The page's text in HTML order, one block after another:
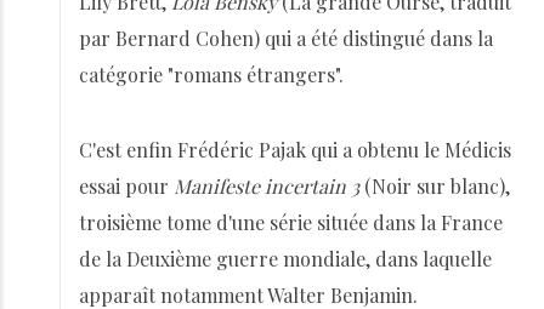
par Bernard Cohen) qui a été distingué dans la
catégorie "romans étrangers".
C'est enfin Frédéric Pajak qui a obtenu le Médicis
essai pour Manifeste incertain 3(Noir sur blanc),
troisième tome d'une série située dans la France
de la Deuxième guerre mondiale, dans laquelle
apparaît notamment Walter Benjamin.